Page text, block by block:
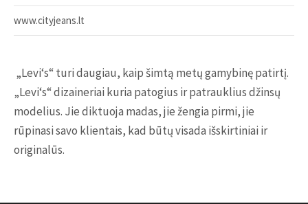
www.cityjeans.lt
„Levi‘s“ turi daugiau, kaip šimtą metų gamybinę patirtį.
„Levi‘s“ dizaineriai kuria patogius ir patrauklius džinsų
modelius. Jie diktuoja madas, jie žengia pirmi, jie
rūpinasi savo klientais, kad būtų visada išskirtiniai ir
originalūs.